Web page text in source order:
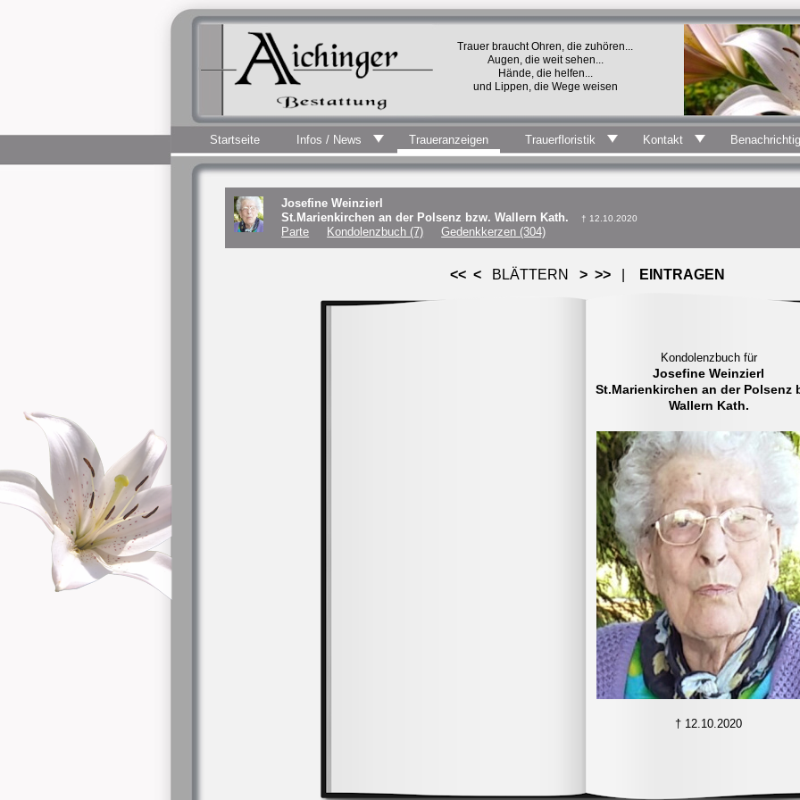
Startseite Infos / News Traueranzeigen Trauerfloristik Kontakt
Josefine Weinzierl
St.Marienkirchen an der Polsenz bzw. Wallern Kath.
† 12.10.2020
Parte
Kondolenzbuch (7) Gedenkkerzen (304)
<< < BLÄTTERN > >> EINTRAGEN
Kondolenzbuch für
Josefine Weinzierl
St.Marienkirchen an der Polsenz
Wallern Kath.
† 12.10.2020
Sollten Sie im Rahmen dieses
Kondolenzbuchs persönliche Daten
(z.B. Ihren Namen) angeben, sind
im Kondolenzbuch für alle Besucher
Website sichtbar. Diese Daten werden
Zwecke (weiter-) verarbeitet. Diese
Daten werden gemäß Art 6 Abs 1 lit a
DSGVO aufgrund Ihrer Einwilligung
rechtmäßig erhoben. Zur Löschung
eines Eintrags wenden Sie sich bitte
folgende E-Mail-Adresse:
tischlerei.aichinger@gmx.at.
Nähere Informationen erhalten Sie in
unsererDatenschutzerklärung
Weiterblättern >
Trauer braucht Ohren, die zuhören...
Augen, die weit sehen...
Hände, die helfen...
und Lippen, die Wege weisen